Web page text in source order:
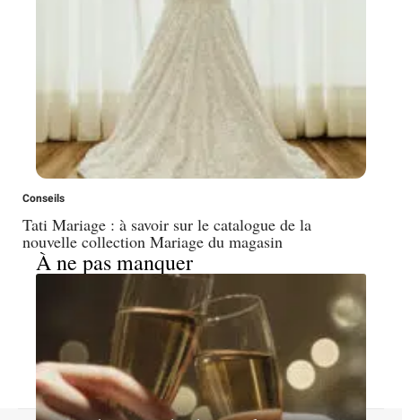
Conseils
Tati Mariage : à savoir sur le catalogue de la
nouvelle collection Mariage du magasin
À ne pas manquer